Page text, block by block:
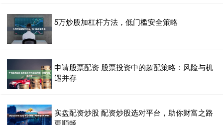
5万炒股加杠杆方法，低门槛安全策略
申请股票配资 股票投资中的超配策略：风险与机
遇并存
实盘配资炒股 配资炒股选对平台，助你财富之路
更顺畅